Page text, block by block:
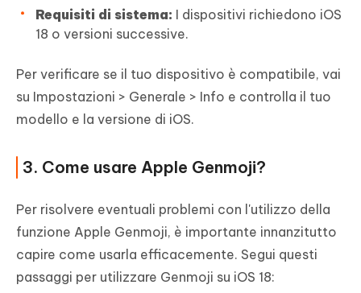
Requisiti di sistema: I dispositivi richiedono iOS
18 o versioni successive.
Per verificare se il tuo dispositivo è compatibile, vai
su Impostazioni > Generale > Info e controlla il tuo
modello e la versione di iOS.
3. Come usare Apple Genmoji?
Per risolvere eventuali problemi con l'utilizzo della
funzione Apple Genmoji, è importante innanzitutto
capire come usarla efficacemente. Segui questi
passaggi per utilizzare Genmoji su iOS 18: